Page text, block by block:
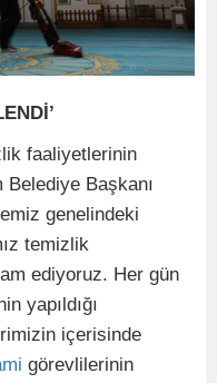
faaliyetlerinin
Başkanı
genelindeki
temizlik
ediyoruz. Her gün
yapıldığı
içerisinde
görevlilerinin